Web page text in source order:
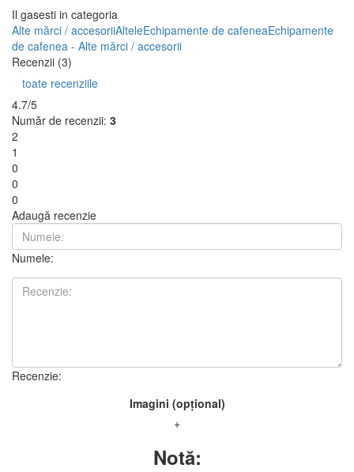
Il gasesti in categoria
Alte mărci / accesoriiAlteleEchipamente de cafeneaEchipamente
de cafenea - Alte mărci / accesorii
Recenzii (3)
toate recenziile
4.7/5
Număr de recenzii: 3
2
1
0
0
0
Adaugă recenzie
Numele:
Recenzie:
Imagini (opțional)
+
Notă: